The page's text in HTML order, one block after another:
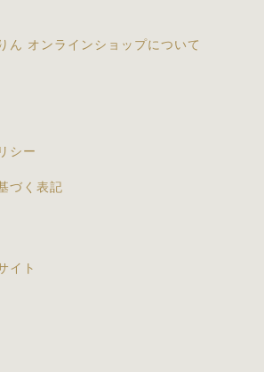
ん オンラインショップについて
シー
づく表記
イト